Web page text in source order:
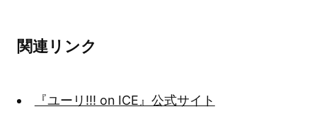
関連リンク
『ユーリ!!! on ICE』公式サイト